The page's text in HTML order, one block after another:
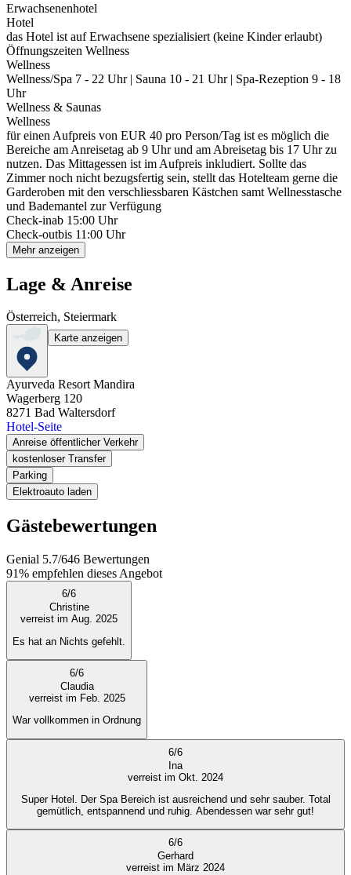
Erwachsenenhotel
Hotel
das Hotel ist auf Erwachsene spezialisiert (keine Kinder erlaubt)
Öffnungszeiten Wellness
Wellness
Wellness/Spa 7 - 22 Uhr | Sauna 10 - 21 Uhr | Spa-Rezeption 9 - 18
Uhr
Wellness & Saunas
Wellness
für einen Aufpreis von EUR 40 pro Person/Tag ist es möglich die
Bereiche am Anreisetag ab 9 Uhr und am Abreisetag bis 17 Uhr zu
nutzen. Das Mittagessen ist im Aufpreis inkludiert. Sollte das
Zimmer noch nicht bezugsfertig sein, stellt das Hotelteam gerne die
Garderoben mit den verschliessbaren Kästchen samt Wellnesstasche
und Bademantel zur Verfügung
Check-inab 15:00 Uhr
Check-outbis 11:00 Uhr
Mehr anzeigen
Lage & Anreise
Österreich, Steiermark
Karte anzeigen
Ayurveda Resort Mandira
Wagerberg 120
8271 Bad Waltersdorf
Hotel-Seite
Anreise öffentlicher Verkehr
kostenloser Transfer
Parking
Elektroauto laden
Gästebewertungen
Genial 5.7/646 Bewertungen
91% empfehlen dieses Angebot
6/6
Christine
verreist im Aug. 2025
Es hat an Nichts gefehlt.
6/6
Claudia
verreist im Feb. 2025
War vollkommen in Ordnung
6/6
Ina
verreist im Okt. 2024
Super Hotel. Der Spa Bereich ist ausreichend und sehr sauber. Total
gemütlich, entspannend und ruhig. Abendessen war sehr gut!
6/6
Gerhard
verreist im März 2024